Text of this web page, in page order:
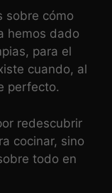
sobre cómo
hemos dado
para el
cuando, al
perfecto.
redescubrir
cocinar, sino
todo en